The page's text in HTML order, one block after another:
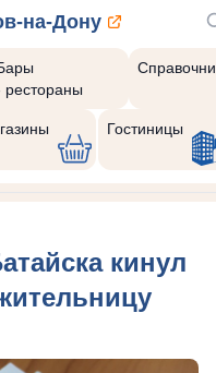
на-Дону
рестораны
Гостиницы
кинул